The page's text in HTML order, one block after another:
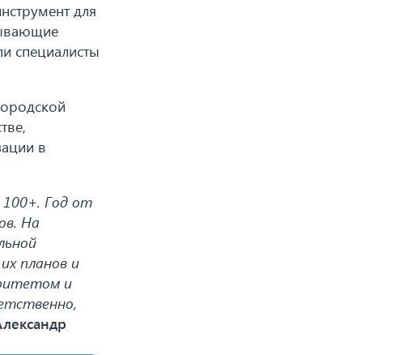
для
специалисты
в
Год от
На
планов и
и